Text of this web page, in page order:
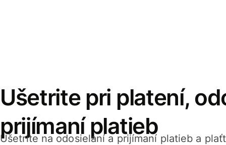
Ušetrite pri platení,
prijímaní platieb
Ušetrite na odosielaní a prijímaní platieb a